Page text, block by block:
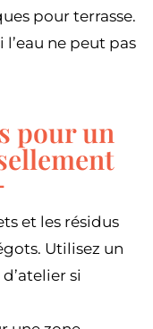
pour terrasse.
l’eau ne peut pas
pour un
et les résidus
Utilisez un
si